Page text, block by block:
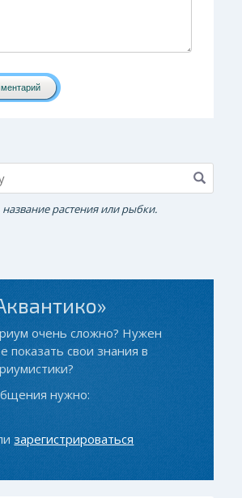
растения или рыбки.
очень сложно? Нужен
показать свои знания в
нужно:
зарегистрироваться